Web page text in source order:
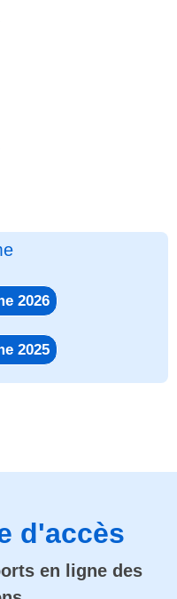
2026
2025
d'accès
en ligne des